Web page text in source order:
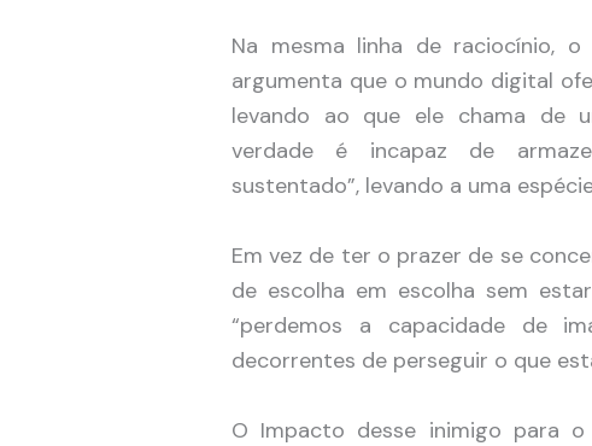
Na mesma linha de raciocínio,
argumenta que o mundo digital
levando ao que ele chama de
verdade é incapaz de
sustentado”, levando a uma
Em vez de ter o prazer de se
de escolha em escolha sem
“perdemos a capacidade de
decorrentes de perseguir o que
O Impacto desse inimigo para